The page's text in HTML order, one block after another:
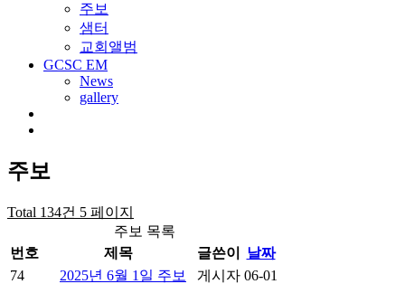
주보
샘터
교회앨범
GCSC EM
News
gallery
주보
Total 134건 5 페이지
주보 목록
번호
제목 글쓴이
날짜
74
2025년 6월 1일 주보 게시자 06-01